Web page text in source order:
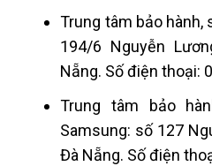
Trung tâm bảo hành,
194/6 Nguyễn
Nẵng. Số điện thoại:
Trung tâm bảo
Samsung: số 127
Đà Nẵng. Số điện